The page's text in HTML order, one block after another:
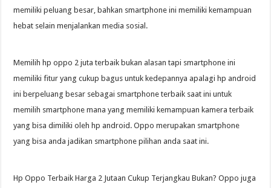
memiliki peluang besar, bahkan smartphone ini memiliki kemampuan
hebat selain menjalankan media sosial.
Memilih hp oppo 2 juta terbaik bukan alasan tapi smartphone ini
memiliki fitur yang cukup bagus untuk kedepannya apalagi hp android
ini berpeluang besar sebagai smartphone terbaik saat ini untuk
memilih smartphone mana yang memiliki kemampuan kamera terbaik
yang bisa dimiliki oleh hp android. Oppo merupakan smartphone
yang bisa anda jadikan smartphone pilihan anda saat ini.
Hp Oppo Terbaik Harga 2 Jutaan Cukup Terjangkau Bukan? Oppo juga